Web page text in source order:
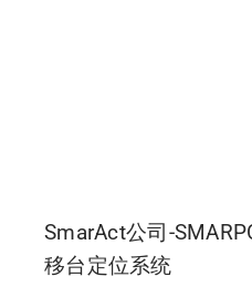
SmarAct公司-
移台定位系统